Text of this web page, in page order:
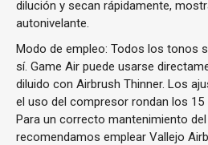
dilución y secan rápidamente,
autonivelante.
Modo de empleo: Todos los tonos
sí. Game Air puede usarse
diluido con Airbrush Thinner. Los
el uso del compresor rondan los 15
Para un correcto mantenimiento
recomendamos emplear Vallejo